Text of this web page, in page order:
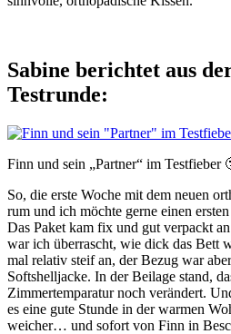
Sabine berichtet aus
Testrunde:
Finn und sein „Partner“ im Testfieber
So, die erste Woche mit dem neuen
rum und ich möchte gerne einen
Das Paket kam fix und gut verpackt
war ich überrascht, wie dick das Bett
mal relativ steif an, der Bezug war
Softshelljacke. In der Beilage stand,
Zimmertemparatur noch verändert.
es eine gute Stunde in der warmen
weicher… und sofort von Finn in